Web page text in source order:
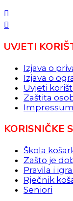
UVJETI
Izjava o
Izjava o
Uvjeti
Zaštita
Impressum
KORISNIČKE
Škola
Zašto je
Pravila i
Rječnik
Seniori